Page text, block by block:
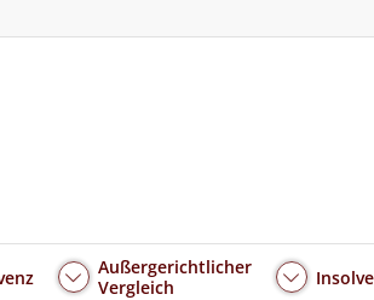
Außergerichtlicher
Vergleich